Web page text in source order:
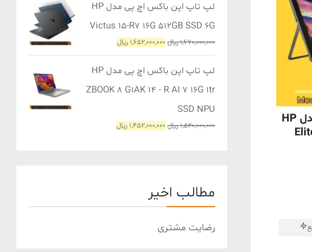
لپ تاپ اپن باکس اچ پی مدل HP
لپ تاپ اپن باکس اچ پی مدل HP
Victus 15-R7 16G 512GB SSD 6G
1,670,000,000﷼ قیمت
اصلی
1,652,000,000 ﷼قیمت
فعلی
لپ تاپ اپن باکس اچ پی مدل HP
ZBOOK 8 G1AK 14 - R AI 7 16G 1tr
SSD NPU
1,520,000,000﷼ قیمت
1,452,000,000 ﷼قیمت
مطالب اخیر
رضایت مشتری